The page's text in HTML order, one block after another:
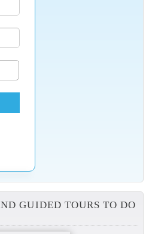
GUIDED TOURS TO DO